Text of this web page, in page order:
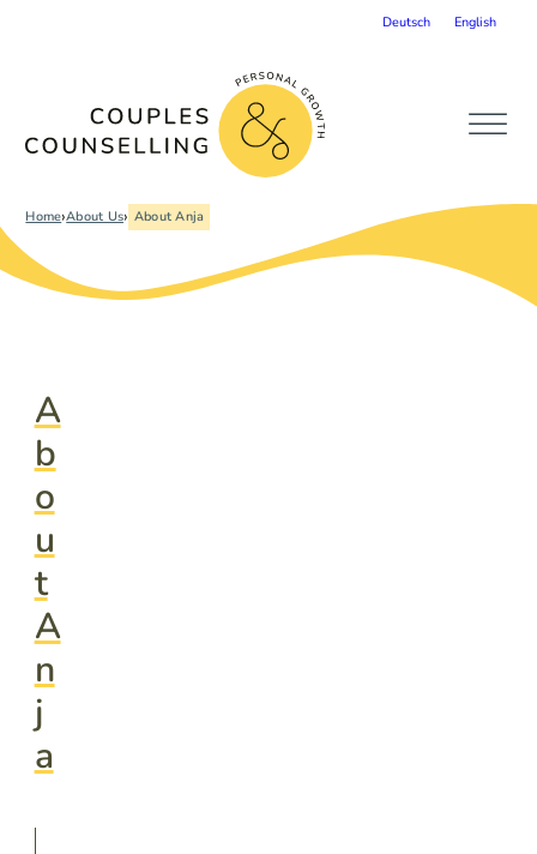
Deutsch English
Home›About Us› About Anja
A
b
o
u
t
A
n
j
a